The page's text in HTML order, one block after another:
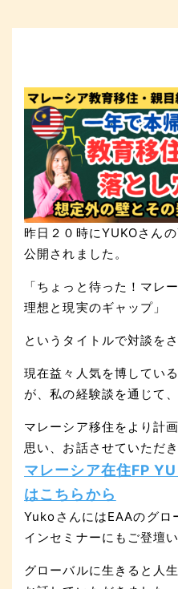
昨日２０時にYUKOさん
公開されました。
「ちょっと待った！マレ
理想と現実のギャップ」
というタイトルで対談を
現在益々人気を博してい
が、私の経験談を通じて、
マレーシア移住をより計
思い、お話させていただき
マレーシア在住FP
はこちらから
YukoさんにはEAAのグロ
インセミナーにもご登壇い
グローバルに生きると人